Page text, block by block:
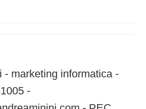
- marketing informatica -
-